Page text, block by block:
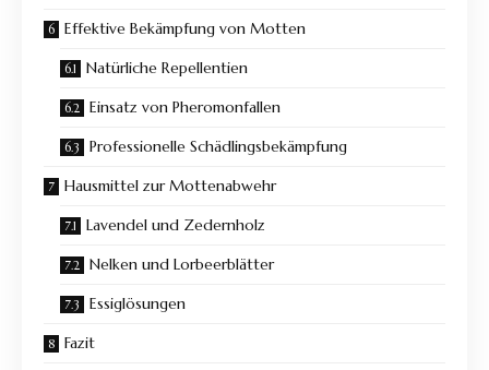
Effektive Bekämpfung von Motten
Natürliche Repellentien
Einsatz von Pheromonfallen
Professionelle Schädlingsbekämpfung
Hausmittel zur Mottenabwehr
Lavendel und Zedernholz
Nelken und Lorbeerblätter
Essiglösungen
Fazit